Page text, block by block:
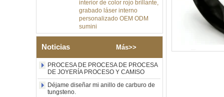
personalizado OEM ODM
sumini
Anillo de carburo de
tungsteno de plata pulida de
8 mm al por mayor de
de ópalo azul triturado con
tira de malaquita sintética,
alianza de boda para
hombres Grabado láser
Noticias Más>>
PROCESA DE PROCESA DE PROCESA
DE JOYERÍA PROCESO Y CAMISO
Déjame diseñar mi anillo de carburo de
tungsteno.